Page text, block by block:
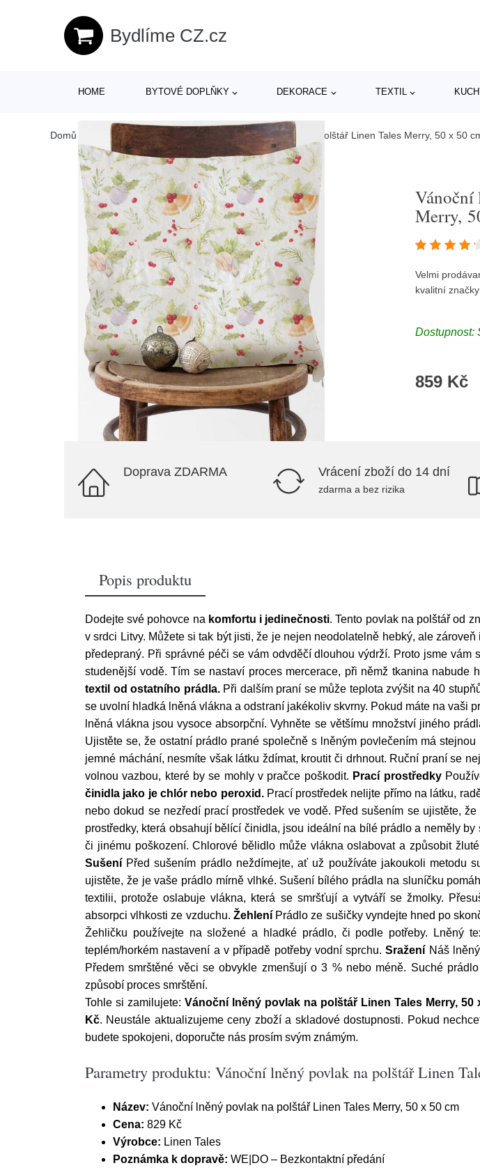
Bydlíme CZ.cz
HOME BYTOVÉ DOPLŇKY DEKORACE TEXTIL
Domů Produkty /Textil / Polštáře Vánoční lněný povlak na polštář Linen Tales Merry, 50 x 50
Vánoční
Merry,
Velmi
kvalitní značky
Dostupnost:
859 Kč
Doprava ZDARMA Vrácení zboží do 14 dní
zdarma a bez rizika
Popis produktu
Dodejte své pohovce na komfortu i jedinečnosti. Tento povlak na polštář od
v srdci Litvy. Můžete si tak být jisti, že je nejen neodolatelně hebký, ale
předepraný. Při správné péči se vám odvděčí dlouhou výdrží. Proto jsme vám
studenější vodě. Tím se nastaví proces mercerace, při němž tkanina nabude
textil od ostatního prádla.Při dalším praní se může teplota zvýšit na 40
se uvolní hladká lněná vlákna a odstraní jakékoliv skvrny. Pokud máte na vaši
lněná vlákna jsou vysoce absorpční. Vyhněte se většímu množství jiného
Ujistěte se, že ostatní prádlo prané společně s lněným povlečením má
jemné máchání, nesmíte však látku ždímat, kroutit či drhnout. Ruční praní se
volnou vazbou, které by se mohly v pračce poškodit. Prací prostředky
činidla jako je chlór nebo peroxid.Prací prostředek nelijte přímo na látku,
nebo dokud se nezředí prací prostředek ve vodě. Před sušením se ujistěte,
prostředky, která obsahují bělící činidla, jsou ideální na bílé prádlo a neměly
či jinému poškození. Chlorové bělidlo může vlákna oslabovat a způsobit
Sušení Před sušením prádlo neždímejte, ať už používáte jakoukoli metodu
ujistěte, že je vaše prádlo mírně vlhké. Sušení bílého prádla na sluníčku
textilii, protože oslabuje vlákna, která se smršťují a vytváří se žmolky.
absorpci vlhkosti ze vzduchu. ŽehleníPrádlo ze sušičky vyndejte hned po
Žehličku používejte na složené a hladké prádlo, či podle potřeby. Lněný
teplém/horkém nastavení a v případě potřeby vodní sprchu.Sražení Náš
Předem smrštěné věci se obvykle zmenšují o 3 % nebo méně. Suché
způsobí proces smrštění.
Tohle si zamilujete: Vánoční lněný povlak na polštář Linen Tales Merry, 50
Kč. Neustále aktualizujeme ceny zboží a skladové dostupnosti. Pokud
budete spokojeni, doporučte nás prosím svým známým.
Parametry produktu: Vánoční lněný povlak na polštář Linen
Název: Vánoční lněný povlak na polštář Linen Tales Merry, 50 x 50 cm
Cena: 829 Kč
Výrobce: Linen Tales
Poznámka k dopravě: WE|DO – Bezkontaktní předání